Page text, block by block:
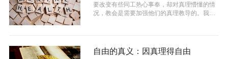
要改变有些同工热心事奉，却对真理懵懂的情
况，教会是需要加强他们的真理教导的。我们
自由的真义：因真理得自由